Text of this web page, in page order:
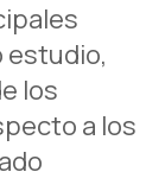
estudio,
los
a los